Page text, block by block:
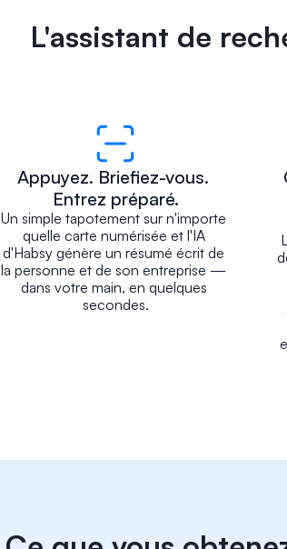
L'assistant de
Appuyez. Briefiez-vous.
Entrez préparé.
Un simple tapotement sur n'importe
quelle carte numérisée et l'IA
d'Habsy génère un résumé écrit de
la personne et de son entreprise —
dans votre main, en quelques
secondes.